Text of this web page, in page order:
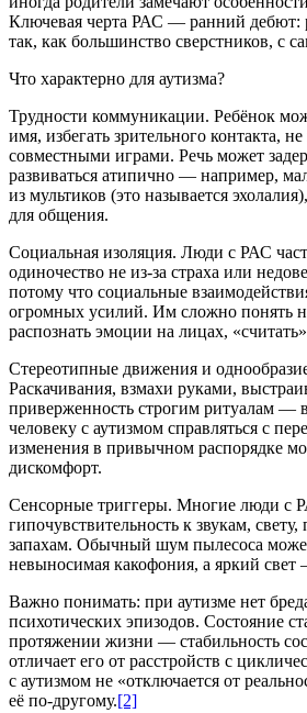
Ключевая черта РАС — ранний дебют:
так, как большинство сверстников, с
Что характерно для аутизма?
Трудности коммуникации. Ребёнок
имя, избегать зрительного контакта, не
совместными играми. Речь может
развиваться атипично — например,
из мультиков (это называется
для общения.
Социальная изоляция. Люди с РАС
одиночество не из-за страха или
потому что социальные
огромных усилий. Им сложно понять
распознать эмоции на лицах,
Стереотипные движения и
Раскачивания, взмахи руками,
приверженность строгим ритуалам —
человеку с аутизмом справляться с
изменения в привычном распорядке
дискомфорт.
Сенсорные триггеры. Многие люди с
гипочувствительность к звукам,
запахам. Обычный шум пылесоса
невыносимая какофония, а яркий свет
Важно понимать: при аутизме нет
психотических эпизодов. Состояние
протяжении жизни — стабильность
отличает его от расстройств с
с аутизмом не «отключается от
её по-другому.[2]